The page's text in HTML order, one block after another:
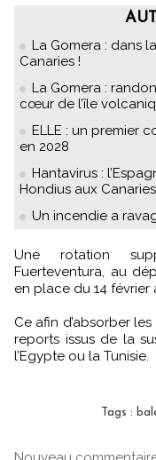
La Gomera : dans
Canaries !
La Gomera :
cœur de l’île
ELLE : un premier
en 2028
Hantavirus :
Hondius aux Canaries
Un incendie a
Une rotation supplémentaire par semaine sur
Fuerteventura, au
en place du 14 février
Ce afin d’absorber
reports issus de la
l’Egypte ou la Tunisie.
Tags :